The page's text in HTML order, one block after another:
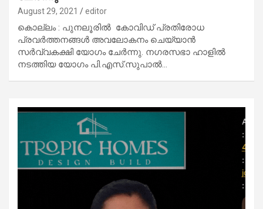
August 29, 2021 editor
കൊല്ലം : പുനലൂരില്‍ കോവിഡ് പ്രതിരോധ
പ്രവര്‍ത്തനങ്ങള്‍ അവലോകനം ചെയ്യാന്‍
സര്‍വ്വകക്ഷി യോഗം ചേര്‍ന്നു. നഗരസഭാ ഹാളില്‍
നടത്തിയ യോഗം പി.എസ്.സുപാല്‍…